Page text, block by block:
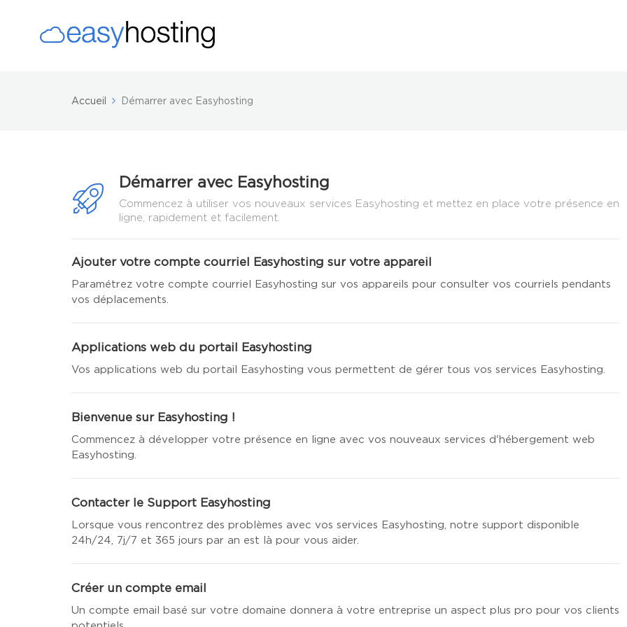
Accueil Démarrer avec Easyhosting
Démarrer avec Easyhosting
Commencez à utiliser vos nouveaux services Easyhosting et mettez en place votre présence en
ligne, rapidement et facilement.
Ajouter votre compte courriel Easyhosting sur votre appareil
Paramétrez votre compte courriel Easyhosting sur vos appareils pour consulter vos courriels pendants
vos déplacements.
Applications web du portail Easyhosting
Vos applications web du portail Easyhosting vous permettent de gérer tous vos services Easyhosting.
Bienvenue sur Easyhosting !
Commencez à développer votre présence en ligne avec vos nouveaux services d'hébergement web
Easyhosting.
Contacter le Support Easyhosting
Lorsque vous rencontrez des problèmes avec vos services Easyhosting, notre support disponible
24h/24, 7j/7 et 365 jours par an est là pour vous aider.
Créer un compte email
Un compte email basé sur votre domaine donnera à votre entreprise un aspect plus pro pour vos clients